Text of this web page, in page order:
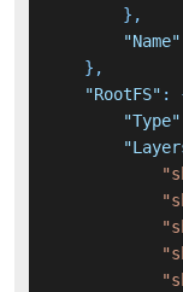
} ,
"Name"
} ,
"RootFS" :
"Type"